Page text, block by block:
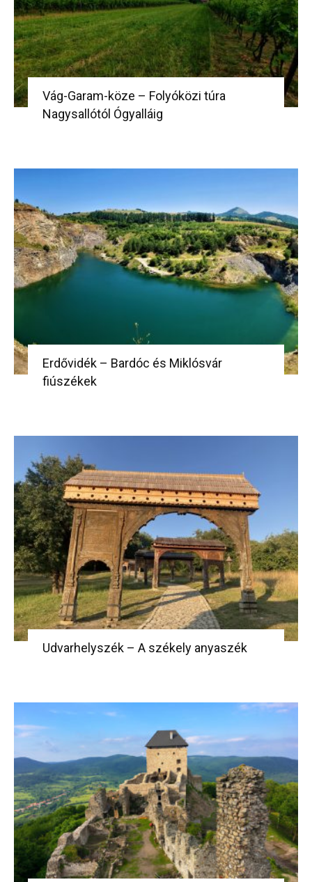
Vág-Garam-köze – Folyóközi túra
Nagysallótól Ógyalláig
Erdővidék – Bardóc és Miklósvár
fiúszékek
Udvarhelyszék – A székely anyaszék